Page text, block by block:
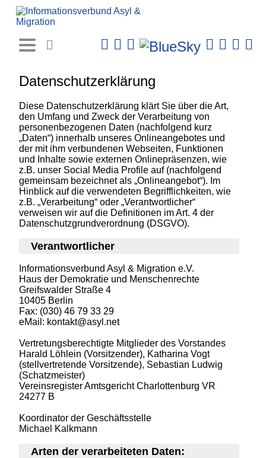
Datenschutzerklärung
Diese Datenschutzerklärung klärt Sie über die Art,
den Umfang und Zweck der Verarbeitung von
personenbezogenen Daten (nachfolgend kurz
„Daten“) innerhalb unseres Onlineangebotes und
der mit ihm verbundenen Webseiten, Funktionen
und Inhalte sowie externen Onlinepräsenzen, wie
z.B. unser Social Media Profile auf (nachfolgend
gemeinsam bezeichnet als „Onlineangebot“). Im
Hinblick auf die verwendeten Begrifflichkeiten, wie
z.B. „Verarbeitung“ oder „Verantwortlicher“
verweisen wir auf die Definitionen im Art. 4 der
Datenschutzgrundverordnung (DSGVO).
Verantwortlicher
Informationsverbund Asyl & Migration e.V.
Haus der Demokratie und Menschenrechte
Greifswalder Straße 4
10405 Berlin
Fax: (030) 46 79 33 29
eMail: kontakt@asyl.net
Vertretungsberechtigte Mitglieder des Vorstandes
Harald Löhlein (Vorsitzender), Katharina Vogt
(stellvertretende Vorsitzende), Sebastian Ludwig
(Schatzmeister)
Vereinsregister Amtsgericht Charlottenburg VR
24277 B
Koordinator der Geschäftsstelle
Michael Kalkmann
Arten der verarbeiteten Daten: